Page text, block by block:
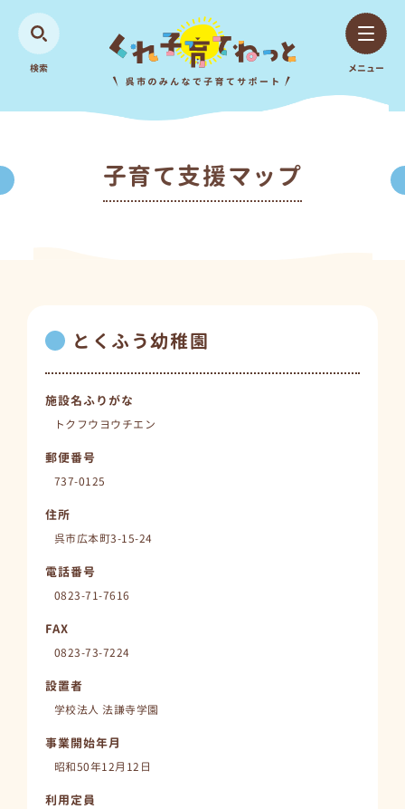
検索 メニュー
子育て支援マップ
とくふう幼稚園
施設名ふりがな
トクフウヨウチエン
郵便番号
737-0125
住所
呉市広本町3-15-24
電話番号
0823-71-7616
FAX
0823-73-7224
設置者
学校法人 法謙寺学園
事業開始年月
昭和50年12月12日
利用定員